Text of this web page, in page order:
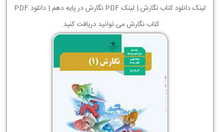
لینک دانلود کتاب نگارش | لینک PDF نگارش در پایه دهم | دانلود PDF
کتاب نگارش می توانید دریافت کنید.